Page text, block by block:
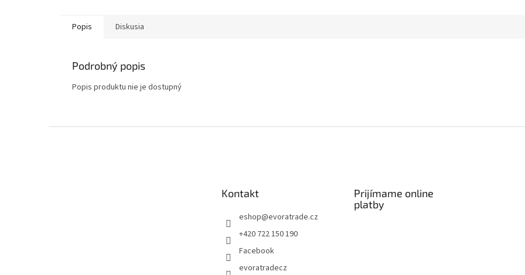
Popis Diskusia
Podrobný popis
Popis produktu nie je dostupný
Kontakt
eshop@evoratrade.cz
+420 722 150 190
Facebook
evoratradecz
Prijímame online
platby